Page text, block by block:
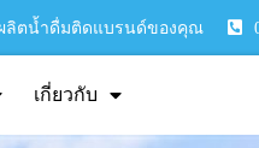
ลิตน้ำดื่มติดแบรนด์ของคุณ
เกี่ยวกับ